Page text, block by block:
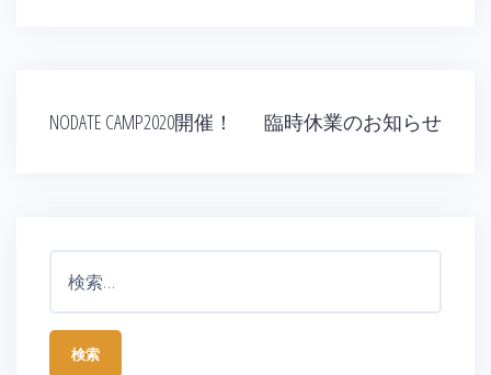
投
ー
シ
ン
NODATE CAMP2020開催！ 臨時休業のお知らせ
索: